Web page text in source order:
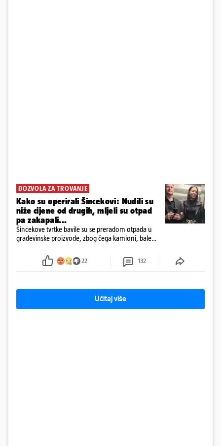
DOZVOLA ZA TROVANJE
Kako su operirali Šincekovi: Nudili su
niže cijene od drugih, mljeli su otpad
pa zakapali...
Šincekove tvrtke bavile su se preradom otpada u
građevinske proizvode, zbog čega kamioni, bale
22 132
Učitaj više